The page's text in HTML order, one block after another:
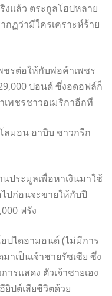
งแล้ว ตระกูลโฮปหลาย
กฏว่ามีใครเคราะห์ร้าย
ชรต่อให้กับพ่อค้าเพชร
ปอนด์ ซึ่งอดอฟล์ก็
พชรชาวอเมริกาอีกที
ลมอน ฮาบิบ ชาวกรีก
ประมูลเพื่อหาเงินมาใช้
ปก่อนจะขายให้กับปี
ฟรัง
ปไดอามอนด์ (ไม่มีการ
าเป็นเจ้าชายรัซเซีย ซึ่ง
รแสดง ตัวเจ้าชายเอง
ปต์เสียชีวิตด้วย